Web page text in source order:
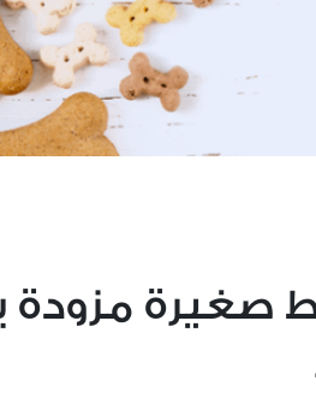
صغيرة مزودة